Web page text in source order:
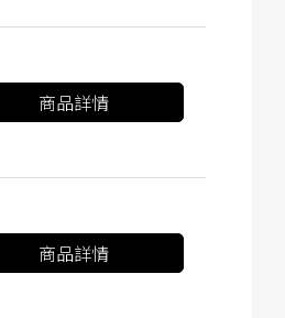
商品詳情
商品詳情